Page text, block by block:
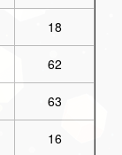
18
62
63
16